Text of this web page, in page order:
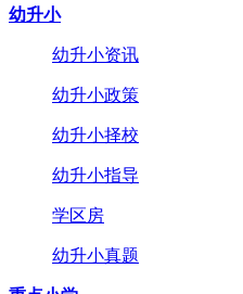
幼升小
幼升小资讯
幼升小政策
幼升小择校
幼升小指导
学区房
幼升小真题